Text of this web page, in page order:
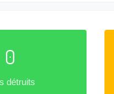
0
détruits